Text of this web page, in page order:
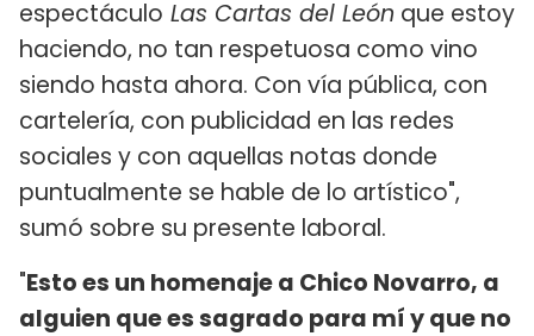
espectáculo Las Cartas del León que estoy
haciendo, no tan respetuosa como vino
siendo hasta ahora. Con vía pública, con
cartelería, con publicidad en las redes
sociales y con aquellas notas donde
puntualmente se hable de lo artístico",
sumó sobre su presente laboral.
"Esto es un homenaje a Chico Novarro, a
alguien que es sagrado para mí y que no